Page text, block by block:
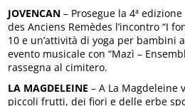
JOVENCAN – Prosegue la 4ª
des Anciens Remèdes l’incontro “I
10 e un’attività di yoga per bambini
evento musicale con “Mazì –
rassegna al cimitero.
LA MAGDELEINE – A La Magdeleine
piccoli frutti, dei fiori e delle erbe